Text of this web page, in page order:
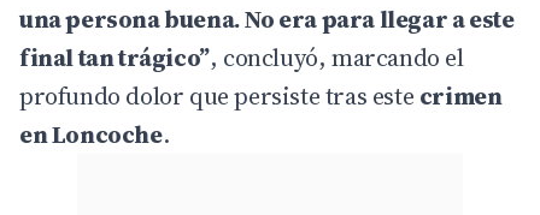
una persona buena. No era para llegar a este
final tan trágico”, concluyó, marcando el
profundo dolor que persiste tras este crimen
en Loncoche.